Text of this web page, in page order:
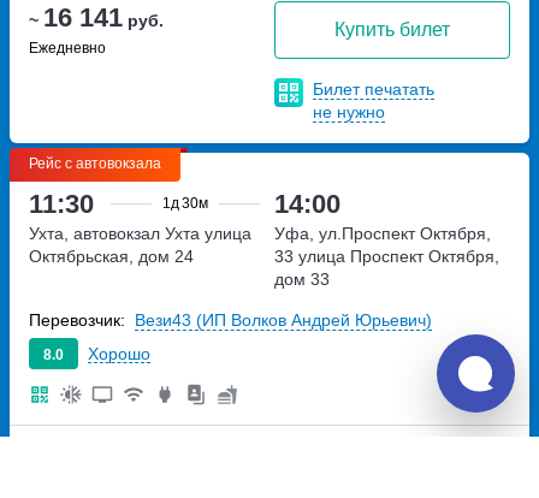
~ 16 141 руб.
Ежедневно
Купить билет
Билет печатать
не нужно
Рейс с автовокзала
11:30 1д30м 14:00
Ухта, автовокзал Ухта улица
Октябрьская, дом 24
Уфа, ул.Проспект Октября,
33 улица Проспект Октября,
дом 33
8.0 Хорошо
Перевозчик: Вези43 (ИП Волков Андрей Юрьевич)